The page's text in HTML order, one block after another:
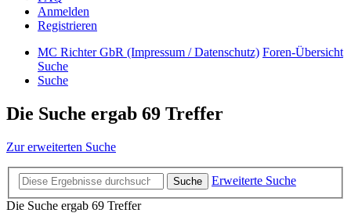
Anmelden
Registrieren
MC Richter GbR (Impressum / Datenschutz) Foren-Übersicht
Suche
Suche
Die Suche ergab 69 Treffer
Zur erweiterten Suche
Suche
Erweiterte Suche
Die Suche ergab 69 Treffer